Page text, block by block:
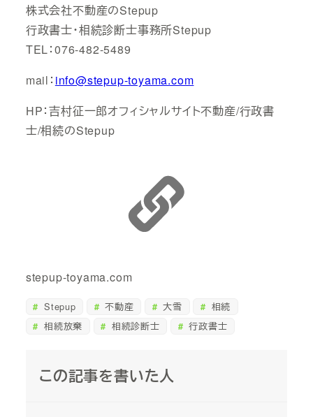
株式会社不動産のStepup
行政書士・相続診断士事務所Stepup
TEL：076-482-5489
mail： info@stepup-toyama.com
HP：吉村征一郎オフィシャルサイト不動産/行政書
士/相続のStepup
stepup-toyama.com
Stepup 不動産 大雪
相続
相続放棄
相続診断士 行政書士
この記事を書いた人